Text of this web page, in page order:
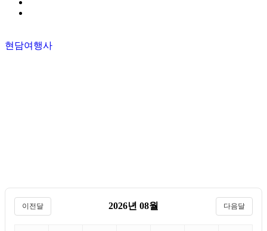
현담여행사
이전달 2026년 08월 다음달